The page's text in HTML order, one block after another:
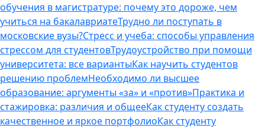
обучения в магистратуре: почему это дороже, чем
учиться на бакалавриатеТрудно ли поступать в
московские вузы?Стресс и учеба: способы управления
стрессом для студентовТрудоустройство при помощи
университета: все вариантыКак научить студентов
решению проблемНеобходимо ли высшее
образование: аргументы «за» и «против»Практика и
стажировка: различия и общееКак студенту создать
качественное и яркое портфолиоКак студенту